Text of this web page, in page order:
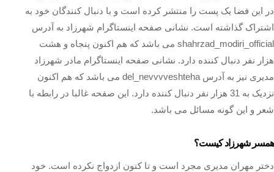
در این فضا یک پست را منتشر کرده است و با دنبال کنندگان خود به
اشتراک گذاشته است. نشانی صفحه اینستاگرام شهرزاد به آدرس
shahrzad_modiri_official می باشد که هم اکنون پنجاه و هشت
هزار نفر دنبال کننده دارد. نشانی صفحه اینستاگرام مادر شهرزاد
مدیری نیز به آدرس del_nevvvveshteha می باشد که هم اکنون
نزدیک به 31 هزار نفر دنبال کننده دارد. این صفحه غالبا در رابطه با
شعر و این گونه‌ مسائل می باشد.
همسر شهرزاد کیست؟
دختر مهران مدیری مجرد است و تا کنون ازدواج نکرده است. خود